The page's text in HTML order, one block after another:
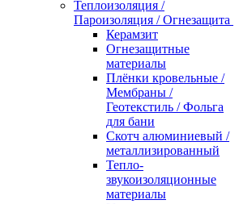
Теплоизоляция /
Пароизоляция / Огнезащита
Керамзит
Огнезащитные
материалы
Плёнки кровельные /
Мембраны /
Геотекстиль / Фольга
для бани
Скотч алюминиевый /
металлизированный
Тепло-
звукоизоляционные
материалы